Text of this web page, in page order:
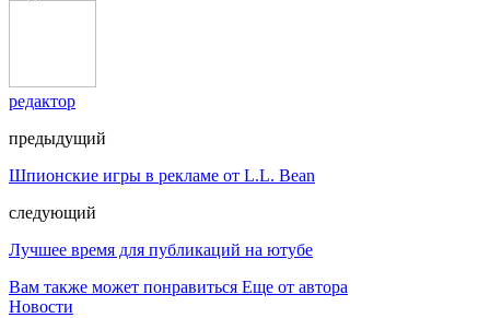
редактор
предыдущий
Шпионские игры в рекламе от L.L. Bean
следующий
Лучшее время для публикаций на ютубе
Вам также может понравиться Еще от автора
Новости